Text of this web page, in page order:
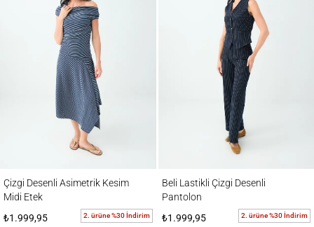
Çizgi Desenli Asimetrik Kesim
Midi Etek
₺1.999,95
2. ürüne %30 İndirim
Beli Lastikli Çizgi Desenli
Pantolon
₺1.999,95
2. ürüne %30 İndirim